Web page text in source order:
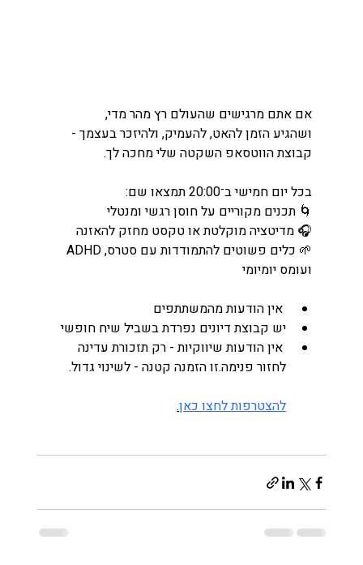
אם אתם מרגישים שהעולם רץ מהר מדי,
ושהגיע הזמן להאט, להעמיק, ולהיזכר בעצמך -
קבוצת הווטסאפ השקטה שלי מחכה לך.
בכל יום חמישי ב־20:00 תמצאו שם:
🌀 תכנים מקוריים על חוסן רגשי ומנטלי
🎧 מדיטציה מוקלטת או טקסט מחזק להאזנה
🌱 כלים פשוטים להתמודדות עם סטרס, ADHD
ועומס יומיומי
יש קבוצת דיונים נפרדת בשביל שיח חופשי
אין הודעות שיווקיות - רק תזכורת עדינה
לחזור פנימה.זו הזמנה קטנה - לשינוי גדול.
להצטרפות לחצו כאן.